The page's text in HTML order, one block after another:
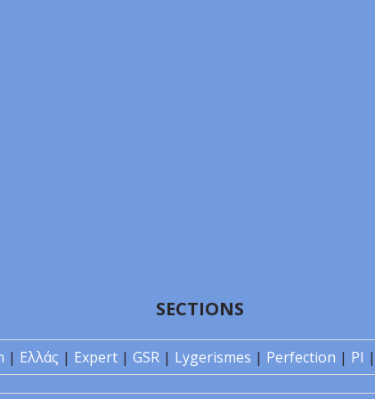
SECTIONS
| Ελλάς | Expert | GSR | Lygerismes | Perfection | PI |